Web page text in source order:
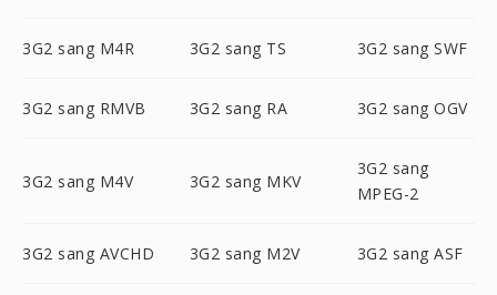
3G2 sang M4R 3G2 sang TS 3G2 sang SWF
3G2 sang RMVB 3G2 sang RA 3G2 sang OGV
3G2 sang M4V 3G2 sang MKV
3G2 sang
MPEG-2
3G2 sang AVCHD 3G2 sang M2V 3G2 sang ASF